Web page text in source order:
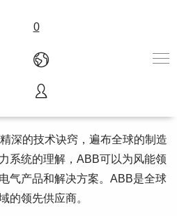
0
深的技术诀窍，遍布全球的制造
系统的理解，ABB可以为风能领
气产品和解决方案。ABB是全球
的领先供应商。